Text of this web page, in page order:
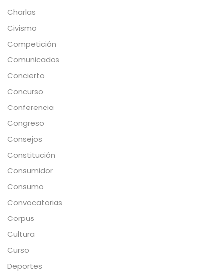
Charlas
Civismo
Competición
Comunicados
Concierto
Concurso
Conferencia
Congreso
Consejos
Constitución
Consumidor
Consumo
Convocatorias
Corpus
Cultura
Curso
Deportes